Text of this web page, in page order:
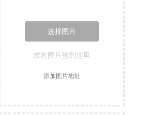
选择图片
或将图片拖到这里
添加图片地址